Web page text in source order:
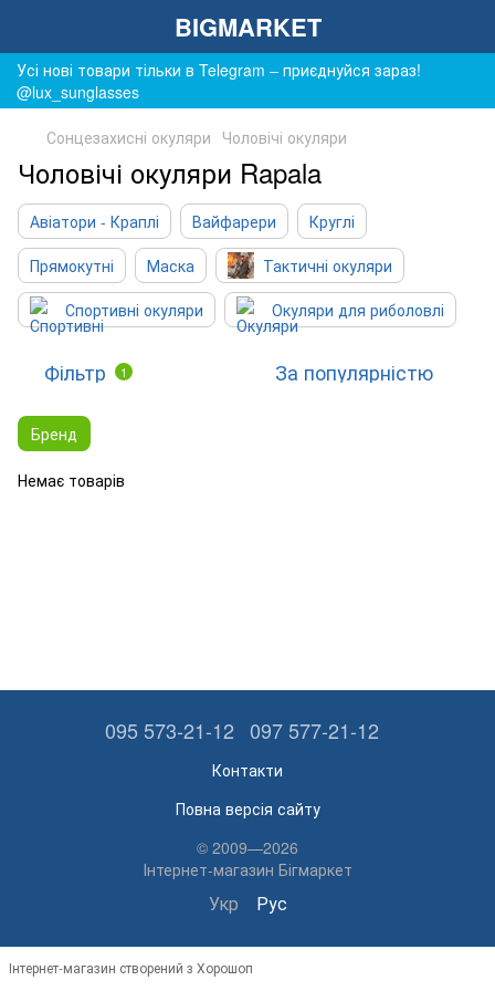
BIGMARKET
Усі нові товари тільки в Telegram – приєднуйся зараз!
@lux_sunglasses
Сонцезахисні окуляри Чоловічі окуляри
Чоловічі окуляри Rapala
Авіатори - Краплі Вайфарери
Круглі
Прямокутні
Маска
Тактичні окуляри
Спортивні окуляри
Окуляри для риболовлі
Фільтр 1 За популярністю
Бренд
Немає товарів
095 573-21-12 097 577-21-12
Контакти
Повна версія сайту
© 2009—2026
Інтернет-магазин Бігмаркет
Укр Рус
Інтернет-магазин створений з Хорошоп